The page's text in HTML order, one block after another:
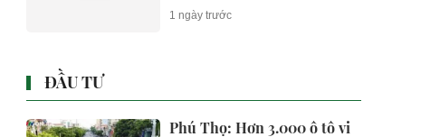
1 ngày trước
ĐẦU TƯ
Phú Thọ: Hơn 3.000 ô tô vi